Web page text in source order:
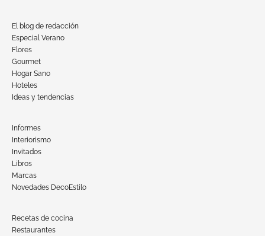
El blog de redacción
Especial Verano
Flores
Gourmet
Hogar Sano
Hoteles
Ideas y tendencias
Informes
Interiorismo
Invitados
Libros
Marcas
Novedades DecoEstilo
Recetas de cocina
Restaurantes